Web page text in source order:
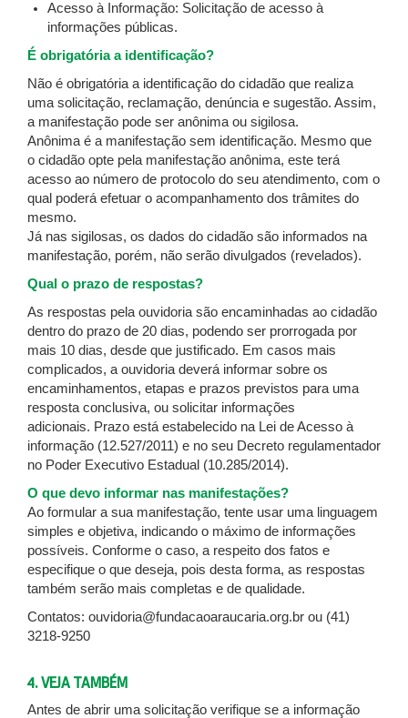
Acesso à Informação: Solicitação de acesso à
informações públicas.
É obrigatória a identificação?
Não é obrigatória a identificação do cidadão que realiza
uma solicitação, reclamação, denúncia e sugestão. Assim,
a manifestação pode ser anônima ou sigilosa.
Anônima é a manifestação sem identificação. Mesmo que
o cidadão opte pela manifestação anônima, este terá
acesso ao número de protocolo do seu atendimento, com o
qual poderá efetuar o acompanhamento dos trâmites do
mesmo.
Já nas sigilosas, os dados do cidadão são informados na
manifestação, porém, não serão divulgados (revelados).
Qual o prazo de respostas?
As respostas pela ouvidoria são encaminhadas ao cidadão
dentro do prazo de 20 dias, podendo ser prorrogada por
mais 10 dias, desde que justificado. Em casos mais
complicados, a ouvidoria deverá informar sobre os
encaminhamentos, etapas e prazos previstos para uma
resposta conclusiva, ou solicitar informações
adicionais. Prazo está estabelecido na Lei de Acesso à
informação (12.527/2011) e no seu Decreto regulamentador
no Poder Executivo Estadual (10.285/2014).
O que devo informar nas manifestações?
Ao formular a sua manifestação, tente usar uma linguagem
simples e objetiva, indicando o máximo de informações
possíveis. Conforme o caso, a respeito dos fatos e
especifique o que deseja, pois desta forma, as respostas
também serão mais completas e de qualidade.
Contatos: ouvidoria@fundacaoaraucaria.org.br ou (41)
3218-9250
4. VEJA TAMBÉM
Antes de abrir uma solicitação verifique se a informação